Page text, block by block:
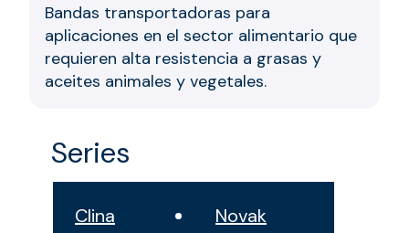
Bandas transportadoras para
aplicaciones en el sector alimentario que
requieren alta resistencia a grasas y
aceites animales y vegetales.
Series
Clina Novak